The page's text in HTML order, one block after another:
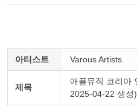
아티스트 Varous Artists
제목
애플뮤직 코리아
2025-04-22 생성)